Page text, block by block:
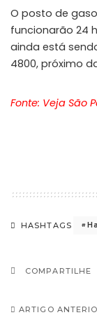
O posto de
funcionarão 24
ainda está
4800, próximo
Fonte: Veja São
HASHTAGS
COMPARTILHE
ARTIGO